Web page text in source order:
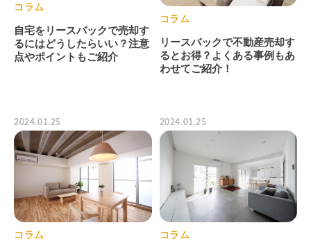
コラム
自宅をリースバックで売却す
るにはどうしたらいい？注意
点やポイントもご紹介
コラム
リースバックで不動産売却す
るとお得？よくある事例もあ
わせてご紹介！
2024.01.25
コラム
2024.01.25
コラム